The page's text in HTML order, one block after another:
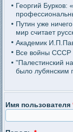
Георгий
Путин уже
мир считает
Академик
Все войны СССР
"Палестинский
было лубянским
Имя пользователя